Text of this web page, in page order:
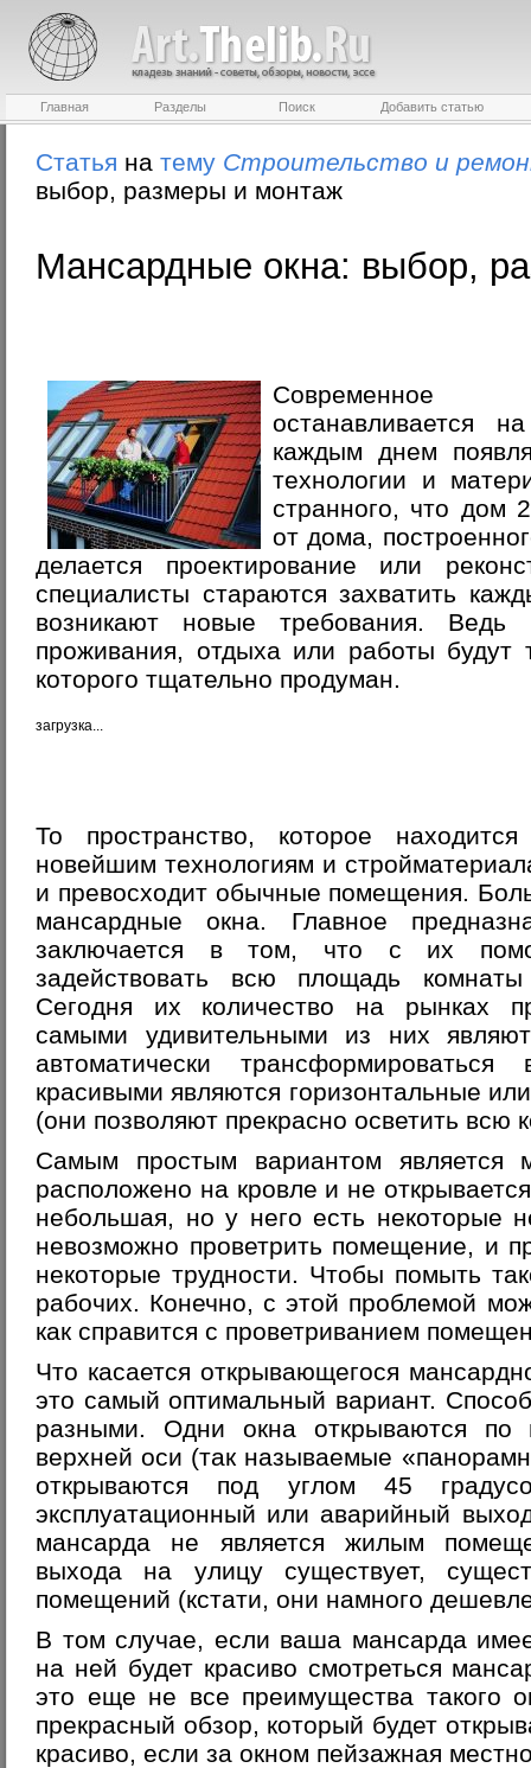
Главная Разделы Поиск Добавить статью
Статья на тему Строительство и
выбор, размеры и монтаж
Мансардные окна: выбор,
Современное
останавливается
каждым днем
технологии и
странного, что дом
от дома,
делается проектирование или
специалисты стараются захватить
возникают новые требования. Ведь
проживания, отдыха или работы будут
которого тщательно продуман.
загрузка...
То пространство, которое
новейшим технологиям и
и превосходит обычные помещения.
мансардные окна. Главное
заключается в том, что с их
задействовать всю площадь
Сегодня их количество на рынках
самыми удивительными из них
автоматически
красивыми являются горизонтальные
(они позволяют прекрасно осветить всю
Самым простым вариантом является
расположено на кровле и не
небольшая, но у него есть некоторые
невозможно проветрить помещение, и
некоторые трудности. Чтобы помыть
рабочих. Конечно, с этой проблемой
как справится с проветриванием
Что касается открывающегося
это самый оптимальный вариант.
разными. Одни окна открываются по
верхней оси (так называемые
открываются под углом 45
эксплуатационный или аварийный
мансарда не является жилым
выхода на улицу существует,
помещений (кстати, они намного
В том случае, если ваша мансарда
на ней будет красиво смотреться
это еще не все преимущества такого
прекрасный обзор, который будет
красиво, если за окном пейзажная